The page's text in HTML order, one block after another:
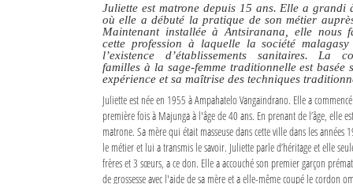
Connexion
Identifiant oublié ?
Mot de passe oublié ?
Juliette est matrone depuis 15 ans. Elle a grandi
où elle a débuté la pratique de son métier
Maintenant installée à Antsiranana, elle nous
cette profession à laquelle la société
l’existence d’établissements sanitaires. La
familles à la sage-femme traditionnelle est basée
expérience et sa maîtrise des techniques
Juliette est née en 1955 à Ampahatelo Vangaindrano. Elle a
première fois à Majunga à l'âge de 40 ans. En prenant de l’âge, elle
matrone. Sa mère qui était masseuse dans cette ville dans les années
le métier et lui a transmis le savoir. Juliette parle d’héritage et elle
frères et 3 sœurs, a ce don. Elle a accouché son premier garçon
de grossesse avec l'aide de sa mère et a elle-même coupé le cordon